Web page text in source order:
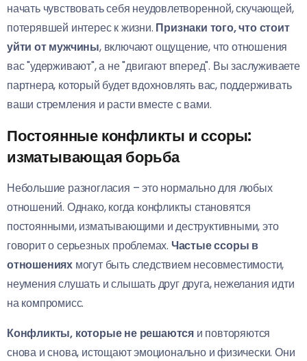
начать чувствовать себя неудовлетворенной, скучающей,
потерявшей интерес к жизни. Признаки того, что стоит
уйти от мужчины, включают ощущение, что отношения
вас "удерживают", а не "двигают вперед". Вы заслуживаете
партнера, который будет вдохновлять вас, поддерживать
ваши стремления и расти вместе с вами.
Постоянные конфликты и ссоры:
изматывающая борьба
Небольшие разногласия – это нормально для любых
отношений. Однако, когда конфликты становятся
постоянными, изматывающими и деструктивными, это
говорит о серьезных проблемах. Частые ссоры в
отношениях могут быть следствием несовместимости,
неумения слушать и слышать друг друга, нежелания идти
на компромисс.
Конфликты, которые не решаются и повторяются
снова и снова, истощают эмоционально и физически. Они